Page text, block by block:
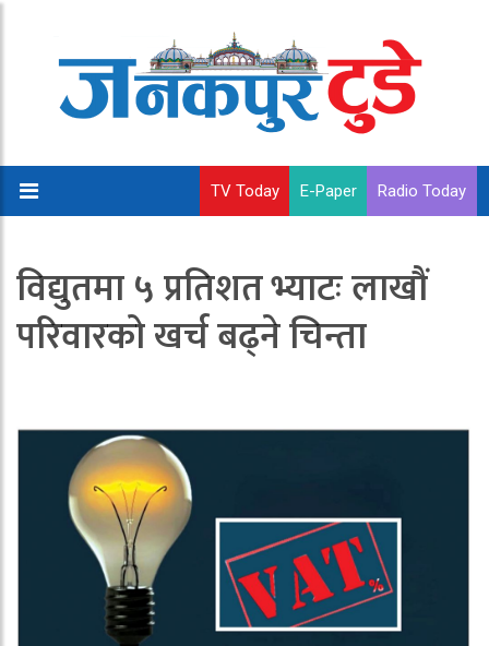
TV Today E-Paper Radio Today
विद्युतमा ५ प्रतिशत भ्याटः लाखौं
परिवारको खर्च बढ्ने चिन्ता